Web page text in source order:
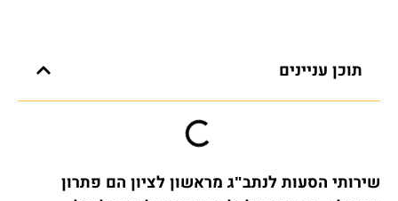
תוכן עניינים
שירותי הסעות לנתב"ג מראשון לציון הם פתרון